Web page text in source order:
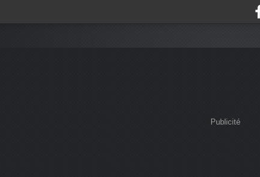
Publicité